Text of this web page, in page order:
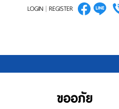
LOGIN | REGISTER
ขออภัย